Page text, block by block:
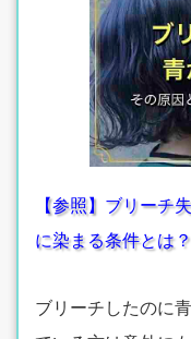
【参照】ブリーチ
に染まる条件とは？
ブリーチしたのに